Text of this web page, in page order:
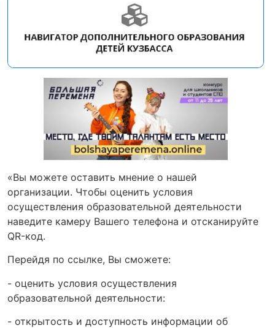
«Вы можете оставить мнение о нашей
организации. Чтобы оценить условия
осуществления образовательной деятельности
наведите камеру Вашего телефона и отсканируйте
QR-код.
Перейдя по ссылке, Вы сможете:
- оценить условия осуществления
образовательной деятельности:
- открытость и доступность информации об